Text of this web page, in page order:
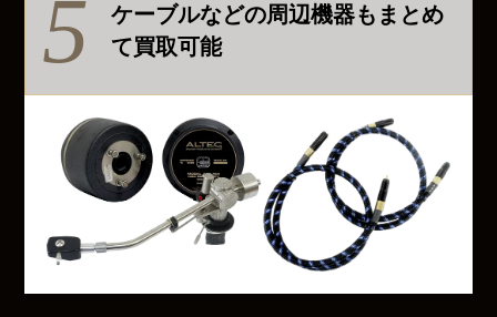
ケーブルなどの周辺機器もまとめ
て買取可能